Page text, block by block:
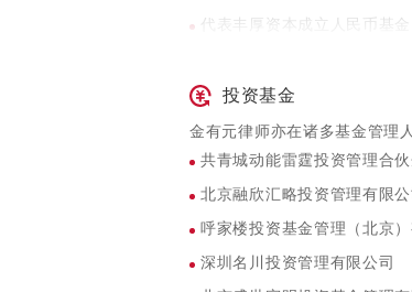
代表丰厚资本成立人民币基金
代表高陆资本成立人民币基金
代表阳光融汇投资某境外美
投资基金
金有元律师亦在诸多基金管理
共青城动能雷霆投资管理合伙
北京融欣汇略投资管理有限公
呼家楼投资基金管理（北京）
深圳名川投资管理有限公司